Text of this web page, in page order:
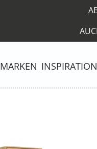
MARKEN INSPIRATION